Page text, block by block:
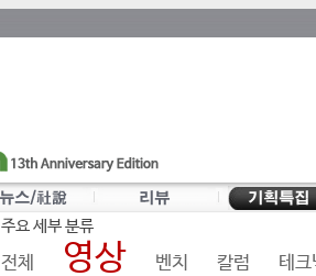
주요 세부 분류
전체 영상 벤치 칼럼 테크